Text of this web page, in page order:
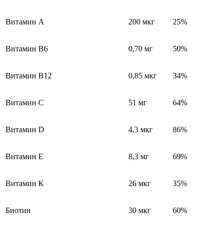
Витамин А 200 мкг 25%
Витамин В6 0,70 мг 50%
Витамин В12 0,85 мкг 34%
Витамин С 51 мг 64%
Витамин D 4,3 мкг 86%
Витамин Е 8,3 мг 69%
Витамин К 26 мкг 35%
Биотин 30 мкг 60%